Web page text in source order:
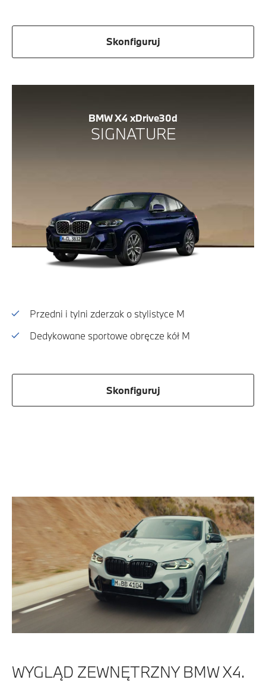
Skonfiguruj
BMW X4 xDrive30d
SIGNATURE
Przedni i tylni zderzak o stylistyce M
Dedykowane sportowe obręcze kół M
Skonfiguruj
WYGLĄD ZEWNĘTRZNY BMW X4.